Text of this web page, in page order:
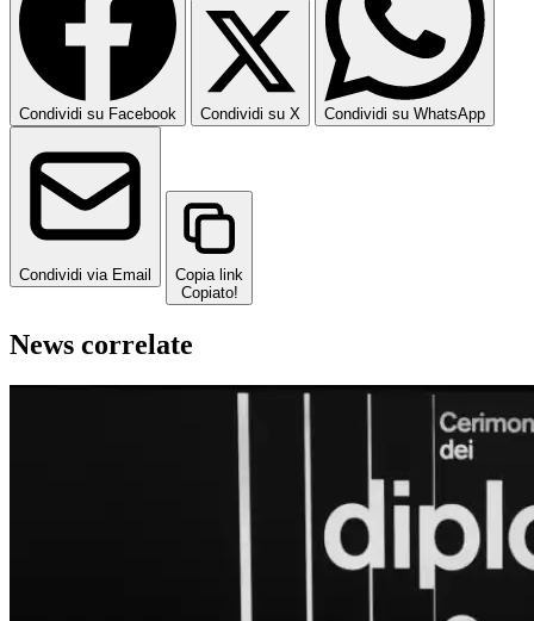
Condividi su Facebook Condividi su X Condividi su WhatsApp
Condividi via Email
Copia link
Copiato!
News correlate